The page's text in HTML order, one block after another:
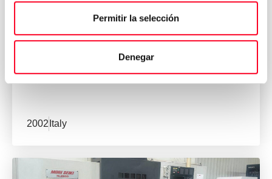
Permitir la selección
Denegar
OKUMA
2002 Italy